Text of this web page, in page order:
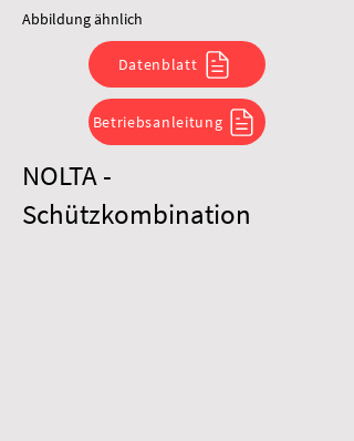
Abbildung ähnlich
Datenblatt
Betriebsanleitung
NOLTA -
Schützkombination